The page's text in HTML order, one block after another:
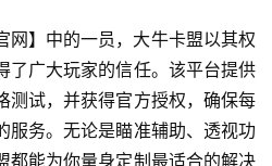
网】中的一员，大牛卡盟以其权
了广大玩家的信任。该平台提供
测试，并获得官方授权，确保每
服务。无论是瞄准辅助、透视功
都能为你量身定制最适合的解决